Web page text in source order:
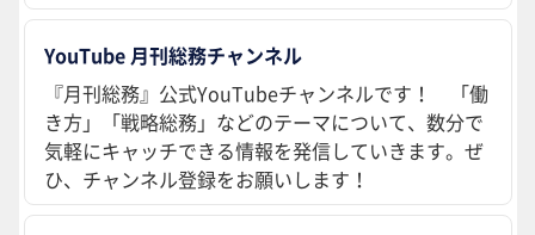
YouTube 月刊総務チャンネル
『月刊総務』公式YouTubeチャンネルです！ 「働
き方」「戦略総務」などのテーマについて、数分で
気軽にキャッチできる情報を発信していきます。ぜ
ひ、チャンネル登録をお願いします！